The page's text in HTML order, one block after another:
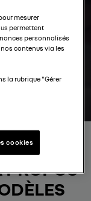
mesurer
permettent
personnalisés
contenus via les
la rubrique "Gérer
cookies